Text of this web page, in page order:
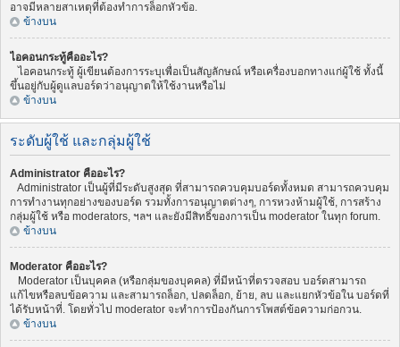
อาจมีหลายสาเหตุที่ต้องทำการล็อกหัวข้อ.
ข้างบน
ไอคอนกระทู้คืออะไร?
ไอคอนกระทู้ ผู้เขียนต้องการระบุเพื่อเป็นสัญลักษณ์ หรือเครื่องบอกทางแก่ผู้ใช้ ทั้งนี้
ขึ้นอยู่กับผู้ดูแลบอร์ดว่าอนุญาตให้ใช้งานหรือไม่
ข้างบน
ระดับผู้ใช้ และกลุ่มผู้ใช้
Administrator คืออะไร?
Administrator เป็นผู้ที่มีระดับสูงสุด ที่สามารถควบคุมบอร์ดทั้งหมด สามารถควบคุม
การทำงานทุกอย่างของบอร์ด รวมทั้งการอนุญาตต่างๆ, การหวงห้ามผู้ใช้, การสร้าง
กลุ่มผู้ใช้ หรือ moderators, ฯลฯ และยังมีสิทธิ์ของการเป็น moderator ในทุก forum.
ข้างบน
Moderator คืออะไร?
Moderator เป็นบุคคล (หรือกลุ่มของบุคคล) ที่มีหน้าที่ตรวจสอบ บอร์ดสามารถ
แก้ไขหรือลบข้อความ และสามารถล็อก, ปลดล็อก, ย้าย, ลบ และแยกหัวข้อใน บอร์ดที่
ได้รับหน้าที่. โดยทั่วไป moderator จะทำการป้องกันการโพสต์ข้อความก่อกวน.
ข้างบน